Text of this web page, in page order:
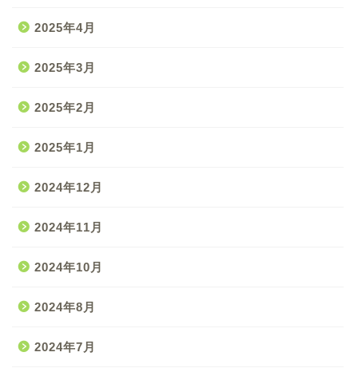
2025年4月
2025年3月
2025年2月
2025年1月
2024年12月
2024年11月
2024年10月
2024年8月
2024年7月